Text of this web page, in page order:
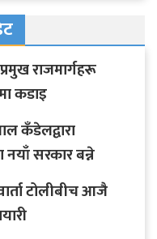
राजमार्गहरू
कडाइ
कँडेलद्वारा
नयाँ सरकार बन्ने
टोलीबीच आजै